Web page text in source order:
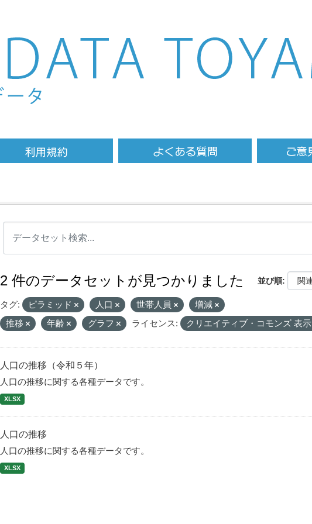
並び順
2 件のデータセットが見つかりました
タグ: ピラミッド 人口 世帯人員
増減
推移
年齢 グラフ ライセンス: クリエイティブ・コモンズ 表示
人口の推移（令和５年）
人口の推移に関する各種データです。
XLSX
人口の推移
人口の推移に関する各種データです。
XLSX